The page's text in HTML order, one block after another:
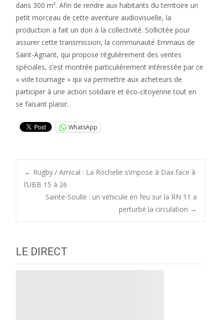
dans 300 m². Afin de rendre aux habitants du territoire un
petit morceau de cette aventure audiovisuelle, la
production a fait un don à la collectivité. Sollicitée pour
assurer cette transmission, la communauté Emmaüs de
Saint-Agnant, qui propose régulièrement des ventes
spéciales, s’est montrée particulièrement intéressée par ce
« vide tournage » qui va permettre aux acheteurs de
participer à une action solidaire et éco-citoyenne tout en
se faisant plaisir.
WhatsApp
Post
navigation
← Rugby / Amical : La Rochelle s’impose à Dax face à
l’UBB 15 à 26
Sainte-Soulle : un véhicule en feu sur la RN 11 a
perturbé la circulation →
LE DIRECT